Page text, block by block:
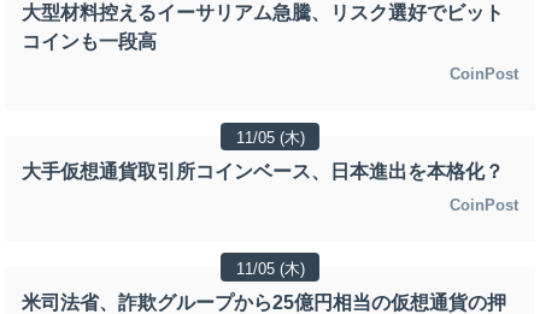
大型材料控えるイーサリアム急騰、リスク選好でビット
コインも一段高
CoinPost
11/05 (木)
大手仮想通貨取引所コインベース、日本進出を本格化？
CoinPost
11/05 (木)
米司法省、詐欺グループから25億円相当の仮想通貨の押